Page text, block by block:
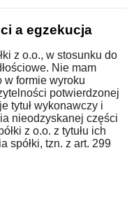
a egzekucja
z o.o., w stosunku do
Nie mam
w formie wyroku
potwierdzonej
tytuł wykonawczy i
nieodzyskanej części
z o.o. z tytułu ich
spółki, tzn. z art. 299